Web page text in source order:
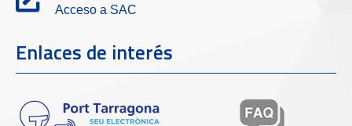
Acceso a SAC
Enlaces de interés